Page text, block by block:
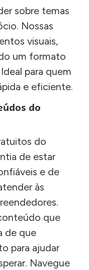
sobre temas
Nossas
visuais,
um formato
para quem
e eficiente.
do
do
de estar
e de
às
que
de que
para ajudar
Navegue